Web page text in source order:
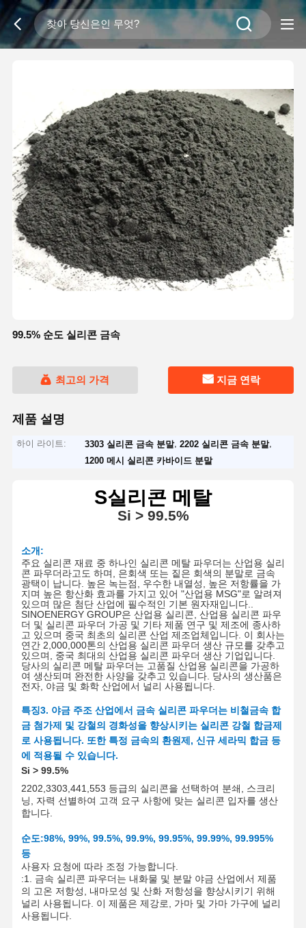
99.5% 순도 실리콘 금속
최고의 가격 지금 연락
제품 설명
하이 라이트: 3303 실리콘 금속 분말,2202 실리콘 금속 분말,
1200 메시 실리콘 카바이드 분말
S실리콘 메탈
Si > 99.5%
소개:
주요 실리콘 재료 중 하나인 실리콘 메탈 파우더는 산업용 실리
콘 파우더라고도 하며, 은회색 또는 짙은 회색의 분말로 금속
광택이 납니다. 높은 녹는점, 우수한 내열성, 높은 저항률을 가
지며 높은 항산화 효과를 가지고 있어 "산업용 MSG"로 알려져
있으며 많은 첨단 산업에 필수적인 기본 원자재입니다.
SINOENERGY GROUP은 산업용 실리콘, 산업용 실리콘 파우
더 및 실리콘 파우더 가공 및 기타 제품 연구 및 제조에 종사하
고 있으며 중국 최초의 실리콘 산업 제조업체입니다. 이 회사는
연간 2 ,000, 000톤의 산업용 실리콘 파우더 생산 규모를 갖추고
있으며, 중국 최대의 산업용 실리콘 파우더 생산 기업입니다.
당사의 실리콘 메탈 파우더는 고품질 산업용 실리콘을 가공하
여 생산되며 완전한 사양을 갖추고 있습니다. 당사의 생산품은
전자, 야금 및 화학 산업에서 널리 사용됩니다.
특징3. 야금 주조 산업에서 금속 실리콘 파우더는 비철금속 합
금 첨가제 및 강철의 경화성을 향상시키는 실리콘 강철 합금제
로 사용됩니다. 또한 특정 금속의 환원제, 신규 세라믹 합금 등
에 적용될 수 있습니다.
Si > 99.5%
2202,3303,441,553 등급의 실리콘을 선택하여 분쇄, 스크리
닝, 자력 선별하여 고객 요구 사항에 맞는 실리콘 입자를 생산
합니다.
순도:98%, 99%, 99.5%, 99.9%, 99.95%, 99.99%, 99.995%
등
사용자 요청에 따라 조정 가능합니다.
:1. 금속 실리콘 파우더는 내화물 및 분말 야금 산업에서 제품
의 고온 저항성, 내마모성 및 산화 저항성을 향상시키기 위해
널리 사용됩니다. 이 제품은 제강로, 가마 및 가마 가구에 널리
사용됩니다.